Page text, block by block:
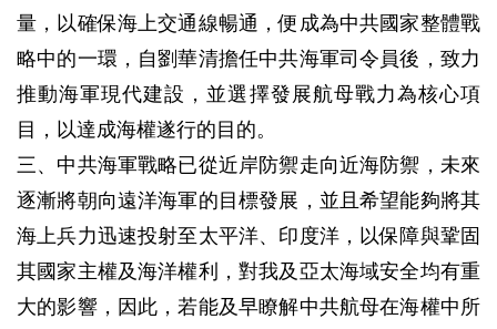
量，以確保海上交通線暢通，便成為中共國家整體戰
略中的一環，自劉華清擔任中共海軍司令員後，致力
推動海軍現代建設，並選擇發展航母戰力為核心項
目，以達成海權遂行的目的。
三、中共海軍戰略已從近岸防禦走向近海防禦，未來
逐漸將朝向遠洋海軍的目標發展，並且希望能夠將其
海上兵力迅速投射至太平洋、印度洋，以保障與鞏固
其國家主權及海洋權利，對我及亞太海域安全均有重
大的影響，因此，若能及早瞭解中共航母在海權中所